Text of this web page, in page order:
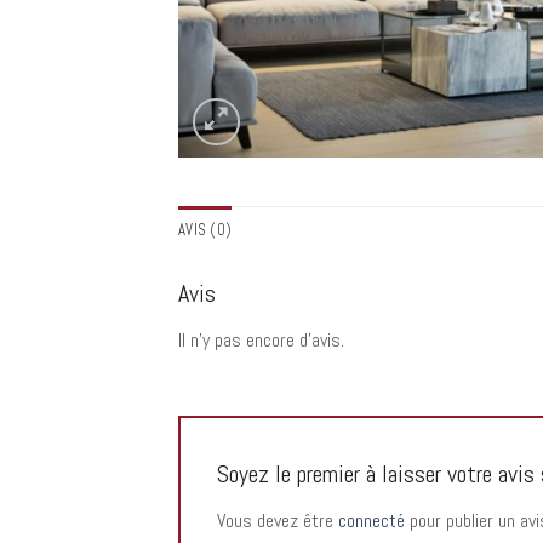
AVIS (0)
Avis
Il n’y pas encore d’avis.
Soyez le premier à laisser votre avis
Vous devez être connecté pour publier un